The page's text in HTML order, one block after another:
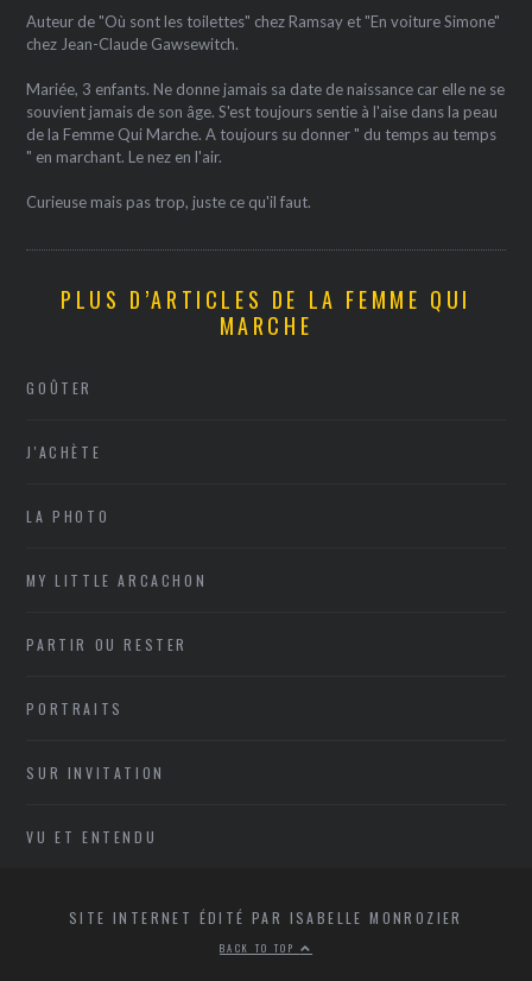
Auteur de "Où sont les toilettes" chez Ramsay et "En voiture Simone"
chez Jean-Claude Gawsewitch.
Mariée, 3 enfants. Ne donne jamais sa date de naissance car elle ne se
souvient jamais de son âge. S'est toujours sentie à l'aise dans la peau
de la Femme Qui Marche. A toujours su donner " du temps au temps
" en marchant. Le nez en l'air.
Curieuse mais pas trop, juste ce qu'il faut.
PLUS D’ARTICLES DE LA FEMME QUI
MARCHE
GOÛTER
J'ACHÈTE
LA PHOTO
MY LITTLE ARCACHON
PARTIR OU RESTER
PORTRAITS
SUR INVITATION
VU ET ENTENDU
SITE INTERNET ÉDITÉ PAR ISABELLE MONROZIER
BACK TO TOP